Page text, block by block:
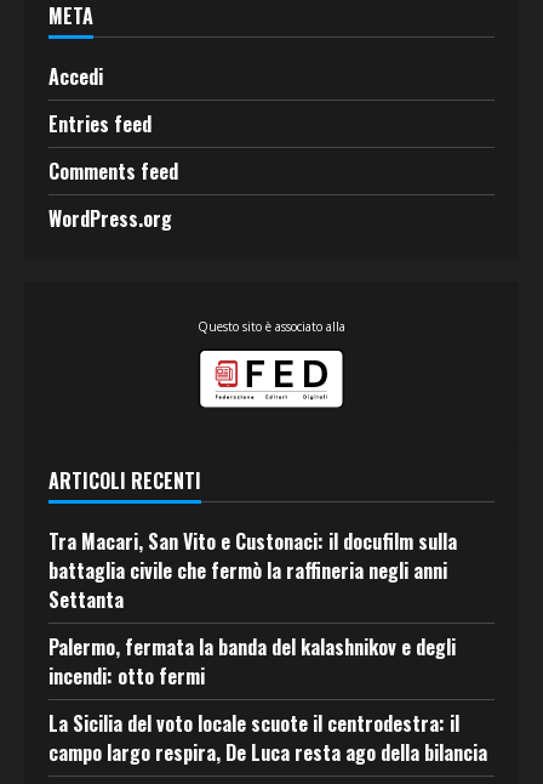
META
Accedi
Entries feed
Comments feed
WordPress.org
Questo sito è associato alla
ARTICOLI RECENTI
Tra Macari, San Vito e Custonaci: il docufilm sulla
battaglia civile che fermò la raffineria negli anni
Settanta
Palermo, fermata la banda del kalashnikov e degli
incendi: otto fermi
La Sicilia del voto locale scuote il centrodestra: il
campo largo respira, De Luca resta ago della bilancia